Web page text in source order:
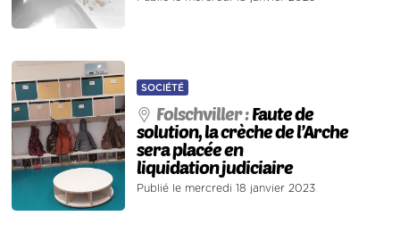
SOCIÉTÉ
Folschviller :Faute de
solution, la crèche de l’Arche
sera placée en
liquidation judiciaire
Publié le mercredi 18 janvier 2023